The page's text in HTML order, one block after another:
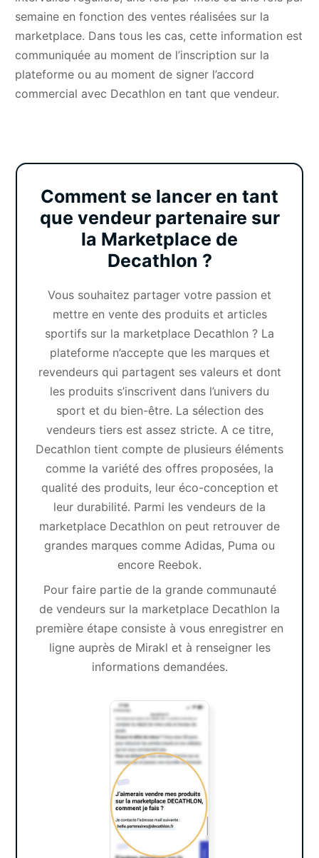
semaine en fonction des ventes réalisées sur la
marketplace. Dans tous les cas, cette information est
communiquée au moment de l’inscription sur la
plateforme ou au moment de signer l’accord
commercial avec Decathlon en tant que vendeur.
Comment se lancer en tant
que vendeur partenaire sur
la Marketplace de
Decathlon ?
Vous souhaitez partager votre passion et
mettre en vente des produits et articles
sportifs sur la marketplace Decathlon ? La
plateforme n’accepte que les marques et
revendeurs qui partagent ses valeurs et dont
les produits s’inscrivent dans l’univers du
sport et du bien-être. La sélection des
vendeurs tiers est assez stricte. A ce titre,
Decathlon tient compte de plusieurs éléments
comme la variété des offres proposées, la
qualité des produits, leur éco-conception et
leur durabilité. Parmi les vendeurs de la
marketplace Decathlon on peut retrouver de
grandes marques comme Adidas, Puma ou
encore Reebok.
Pour faire partie de la grande communauté
de vendeurs sur la marketplace Decathlon la
première étape consiste à vous enregistrer en
ligne auprès de Mirakl et à renseigner les
informations demandées.